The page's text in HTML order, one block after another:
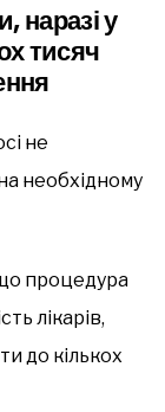
наразі у
тисяч
не
необхідному
процедура
лікарів,
до кількох